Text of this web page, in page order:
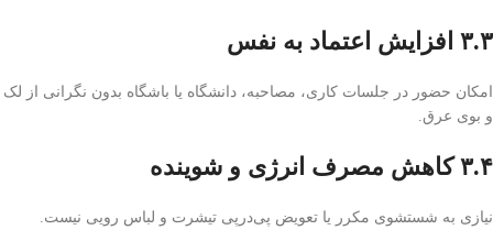
۳.۳ افزایش اعتماد به نفس
امکان حضور در جلسات کاری، مصاحبه، دانشگاه یا باشگاه بدون نگرانی از لک
و بوی عرق.
۳.۴ کاهش مصرف انرژی و شوینده
نیازی به شستشوی مکرر یا تعویض پی‌در‌پی تیشرت و لباس رویی نیست.